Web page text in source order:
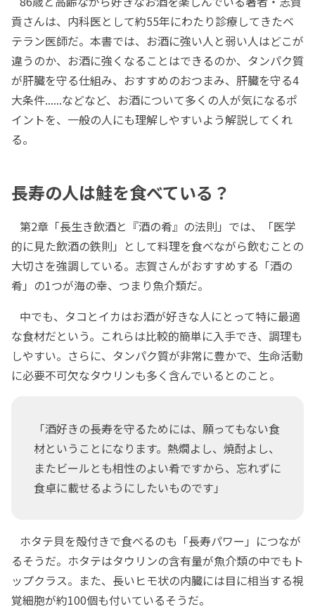
貢さんは、内科医として約55年にわたり診療してきたベ
テラン医師だ。本書では、お酒に強い人と弱い人はどこが
違うのか、お酒に強くなることはできるのか、タンパク質
が肝臓を守る仕組み、おすすめのおつまみ、肝臓を守る4
大条件......などなど、お酒について多くの人が気になるポ
イントを、一般の人にも理解しやすいよう解説してくれ
る。
長寿の人は鮭を食べている？
第2章「長生き飲酒と『酒の肴』の法則」では、「医学
的に見た飲酒の鉄則」として料理を食べながら飲むことの
大切さを強調している。志賀さんがおすすめする「酒の
肴」の1つが海の幸、つまり魚介類だ。
中でも、タコとイカはお酒が好きな人にとって特に最適
な食材だという。これらは比較的簡単に入手でき、調理も
しやすい。さらに、タンパク質が非常に豊かで、生命活動
に必要不可欠なタウリンも多く含んでいるとのこと。
「酒好きの長寿を守るためには、願ってもない食
材ということになります。熱燗よし、焼酎よし、
またビールとも相性のよい肴ですから、忘れずに
食卓に載せるようにしたいものです」
ホタテ貝を殻付きで食べるのも「長寿パワー」につなが
るそうだ。ホタテはタウリンの含有量が魚介類の中でもト
ップクラス。また、長いヒモ状の内臓には目に相当する視
覚細胞が約100個も付いているそうだ。